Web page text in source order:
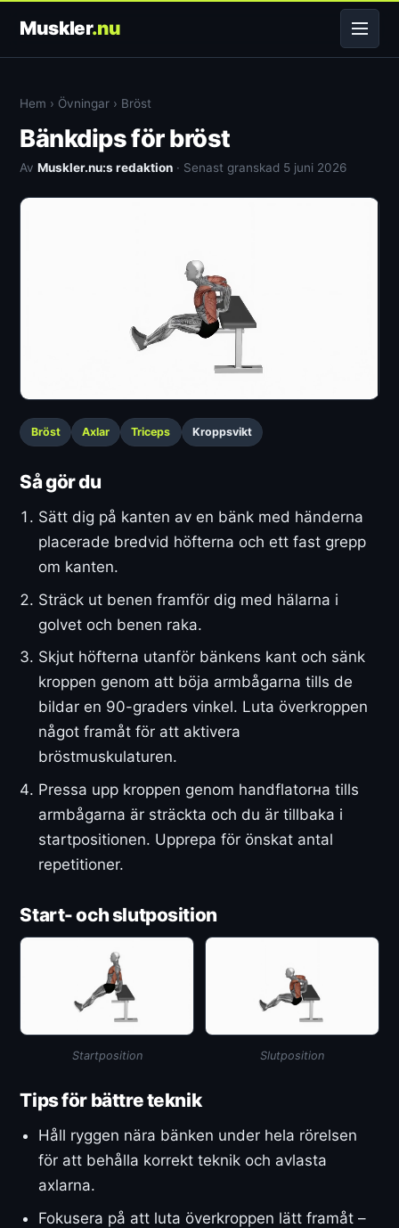
Muskler.nu
Hem › Övningar › Bröst
Bänkdips för bröst
AvMuskler.nu:s redaktion · Senast granskad 5 juni 2026
Bröst Axlar Triceps Kroppsvikt
Så gör du
Sätt dig på kanten av en bänk med händerna
placerade bredvid höfterna och ett fast grepp
om kanten.
Sträck ut benen framför dig med hälarna i
golvet och benen raka.
Skjut höfterna utanför bänkens kant och sänk
kroppen genom att böja armbågarna tills de
bildar en 90-graders vinkel. Luta överkroppen
något framåt för att aktivera
bröstmuskulaturen.
Pressa upp kroppen genom handflatorна tills
armbågarna är sträckta och du är tillbaka i
startpositionen. Upprepa för önskat antal
repetitioner.
Start- och slutposition
Startposition Slutposition
Tips för bättre teknik
Håll ryggen nära bänken under hela rörelsen
för att behålla korrekt teknik och avlasta
axlarna.
Fokusera på att luta överkroppen lätt framåt –